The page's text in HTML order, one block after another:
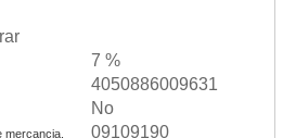
7 %
4050886009631
No
mercancia,
09109190